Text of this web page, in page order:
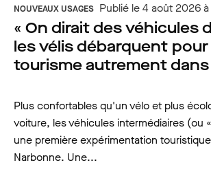
NOUVEAUX USAGES Publié le 4 août 2026
« On dirait des véhicules
les vélis débarquent
tourisme autrement
Plus confortables qu'un vélo et plus
voiture, les véhicules intermédiaires (ou
une première expérimentation
Narbonne. Une...